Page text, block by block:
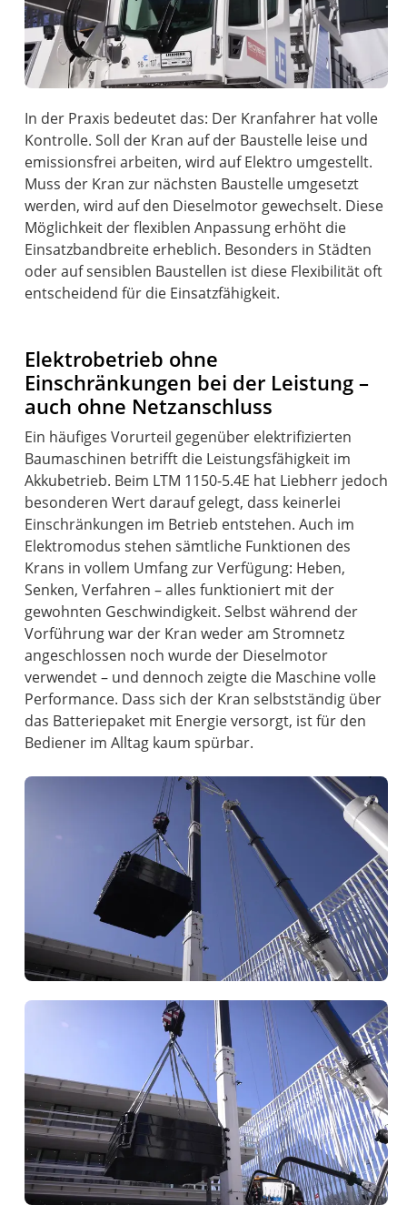
In der Praxis bedeutet das: Der Kranfahrer hat volle
Kontrolle. Soll der Kran auf der Baustelle leise und
emissionsfrei arbeiten, wird auf Elektro umgestellt.
Muss der Kran zur nächsten Baustelle umgesetzt
werden, wird auf den Dieselmotor gewechselt. Diese
Möglichkeit der flexiblen Anpassung erhöht die
Einsatzbandbreite erheblich. Besonders in Städten
oder auf sensiblen Baustellen ist diese Flexibilität oft
entscheidend für die Einsatzfähigkeit.
Elektrobetrieb ohne
Einschränkungen bei der Leistung –
auch ohne Netzanschluss
Ein häufiges Vorurteil gegenüber elektrifizierten
Baumaschinen betrifft die Leistungsfähigkeit im
Akkubetrieb. Beim LTM 1150-5.4E hat Liebherr jedoch
besonderen Wert darauf gelegt, dass keinerlei
Einschränkungen im Betrieb entstehen. Auch im
Elektromodus stehen sämtliche Funktionen des
Krans in vollem Umfang zur Verfügung: Heben,
Senken, Verfahren – alles funktioniert mit der
gewohnten Geschwindigkeit. Selbst während der
Vorführung war der Kran weder am Stromnetz
angeschlossen noch wurde der Dieselmotor
verwendet – und dennoch zeigte die Maschine volle
Performance. Dass sich der Kran selbstständig über
das Batteriepaket mit Energie versorgt, ist für den
Bediener im Alltag kaum spürbar.